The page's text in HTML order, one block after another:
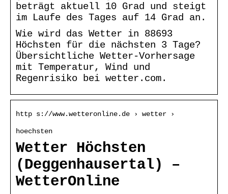
beträgt aktuell 10 Grad und steigt
im Laufe des Tages auf 14 Grad an.
Wie wird das Wetter in 88693
Höchsten für die nächsten 3 Tage?
Übersichtliche Wetter-Vorhersage
mit Temperatur, Wind und
Regenrisiko bei wetter.com.
http s://www.wetteronline.de › wetter ›
hoechsten
Wetter Höchsten
(Deggenhausertal) –
WetterOnline